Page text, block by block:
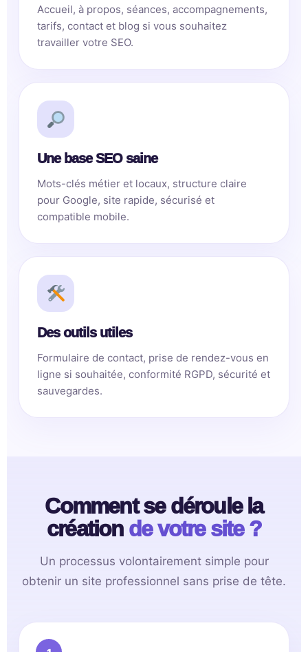
Accueil, à propos, séances, accompagnements,
tarifs, contact et blog si vous souhaitez
travailler votre SEO.
Une base SEO saine
Mots-clés métier et locaux, structure claire
pour Google, site rapide, sécurisé et
compatible mobile.
Des outils utiles
Formulaire de contact, prise de rendez-vous en
ligne si souhaitée, conformité RGPD, sécurité et
sauvegardes.
Comment se déroule la
création de votre site ?
Un processus volontairement simple pour
obtenir un site professionnel sans prise de tête.